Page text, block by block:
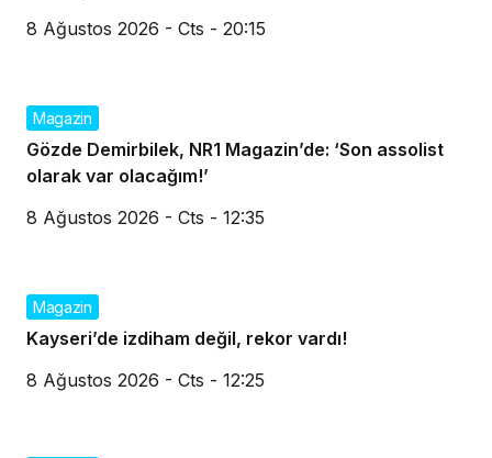
8 Ağustos 2026 - Cts - 20:15
Magazin
Gözde Demirbilek, NR1 Magazin’de: ‘Son assolist
olarak var olacağım!’
8 Ağustos 2026 - Cts - 12:35
Magazin
Kayseri’de izdiham değil, rekor vardı!
8 Ağustos 2026 - Cts - 12:25